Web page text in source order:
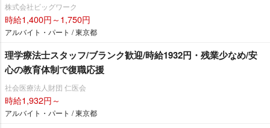
株式会社ビッグワーク
時給1,400円～1,750円
アルバイト・パート / 東京都
理学療法士スタッフ/ブランク歓迎/時給1932円・残業少なめ/安
心の教育体制で復職応援
社会医療法人財団 仁医会
時給1,932円～
アルバイト・パート / 東京都